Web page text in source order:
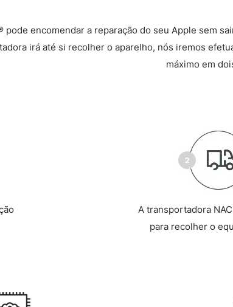
pode encomendar a reparação do seu Apple sem
irá até si recolher o aparelho, nós iremos
máximo em
A transportadora
para recolher o